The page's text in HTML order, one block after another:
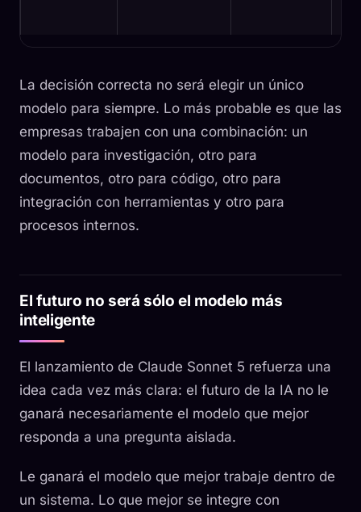
La decisión correcta no será elegir un único
modelo para siempre. Lo más probable es que las
empresas trabajen con una combinación: un
modelo para investigación, otro para
documentos, otro para código, otro para
integración con herramientas y otro para
procesos internos.
El futuro no será sólo el modelo más
inteligente
El lanzamiento de Claude Sonnet 5 refuerza una
idea cada vez más clara: el futuro de la IA no le
ganará necesariamente el modelo que mejor
responda a una pregunta aislada.
Le ganará el modelo que mejor trabaje dentro de
un sistema. Lo que mejor se integre con